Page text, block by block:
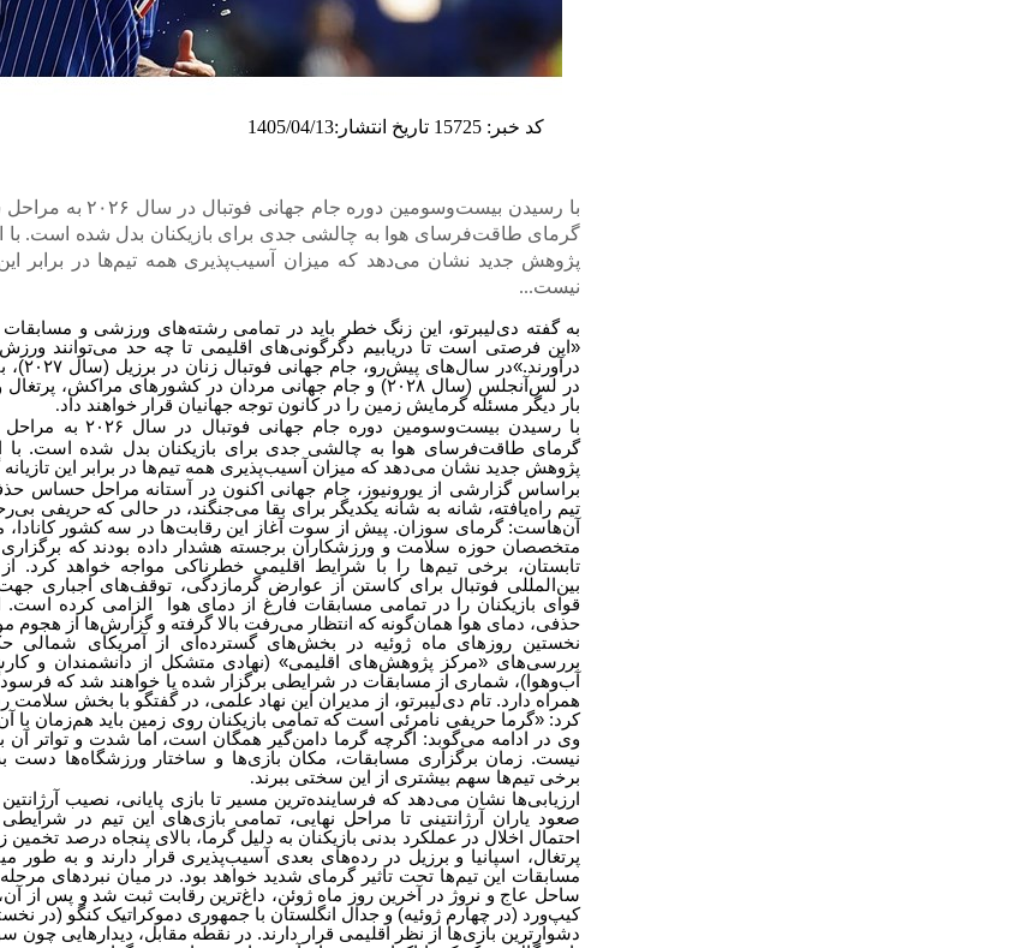
کد خبر: 15725 تاریخ انتشار:1405/04/13
با رسیدن بیست‌وسومین
گرمای طاقت‌فرسای هوا به چالشی جدی برای بازیکنان بدل شده است. با
پژوهش جدید نشان می‌دهد که میزان آسیب‌پذیری همه تیم‌ها در برابر این
نیست...
به گفته دی‌لیبرتو، این زنگ خطر باید در تمامی رشته‌های ورزشی و
«این فرصتی است تا دریابیم دگرگونی‌های اقلیمی تا چه حد می‌توانند
درآورند.»در سال‌های پیش‌رو، جام جهانی فوتبال زنان در برزیل (سال ۲۰۲۷) ،
در لس‌آنجلس (سال ۲۰۲۸) و جام جهانی مردان در کشورهای مراکش، پرتغال
بار دیگر مسئله گرمایش زمین را در کانون توجه جهانیان قرار خواهند داد.
با رسیدن بیست‌وسومین دوره جام جهانی فوتبال در سال ۲۰۲۶ به
گرمای طاقت‌فرسای هوا به چالشی جدی برای بازیکنان بدل شده است. با
پژوهش جدید نشان می‌دهد که میزان آسیب‌پذیری همه تیم‌ها در برابر این
براساس گزارشی از یورونیوز، جام جهانی اکنون در آستانه مراحل حساس
تیم راه‌یافته، شانه به شانه یکدیگر برای بقا می‌جنگند، در حالی که حریفی
آن‌هاست: گرمای سوزان. پیش از سوت آغاز این رقابت‌ها در سه کشور کانادا،
متخصصان حوزه سلامت و ورزشکاران برجسته هشدار داده بودند که برگزاری
تابستان، برخی تیم‌ها را با شرایط اقلیمی خطرناکی مواجه خواهد کرد.
بین‌المللی فوتبال برای کاستن از عوارض گرمازدگی، توقف‌های اجباری
قوای بازیکنان را در تمامی مسابقات فارغ از دمای هوا الزامی کرده است.
حذفی، دمای هوا همان‌گونه که انتظار می‌رفت بالا گرفته و گزارش‌ها از هجوم
نخستین روزهای ماه ژوئیه در بخش‌های گسترده‌ای از آمریکای شمالی
بررسی‌های «مرکز پژوهش‌های اقلیمی» (نهادی متشکل از دانشمندان و
آب‌وهوا)، شماری از مسابقات در شرایطی برگزار شده یا خواهند شد که
همراه دارد. تام دی‌لیبرتو، از مدیران این نهاد علمی، در گفتگو با بخش سلامت
کرد: «گرما حریفی نامرئی است که تمامی بازیکنان روی زمین باید هم‌زمان با آن
وی در ادامه می‌گوبد: اگرچه گرما دامن‌گیر همگان است، اما شدت و تواتر آن
نیست. زمان برگزاری مسابقات، مکان بازی‌ها و ساختار ورزشگاه‌ها دست
برخی تیم‌ها سهم بیشتری از این سختی ببرند.
ارزیابی‌ها نشان می‌دهد که فرساینده‌ترین مسیر تا بازی پایانی، نصیب
صعود یاران آرژانتینی تا مراحل نهایی، تمامی بازی‌های این تیم در
احتمال اخلال در عملکرد بدنی بازیکنان به دلیل گرما، بالای پنجاه درصد
پرتغال، اسپانیا و برزیل در رده‌های بعدی آسیب‌پذیری قرار دارند و به طور
مسابقات این تیم‌ها تحت تاثیر گرمای شدید خواهد بود. در میان نبردهای
ساحل عاج و نروژ در آخرین روز ماه ژوئن، داغ‌ترین رقابت ثبت شد و پس از آن،
کیپ‌ورد (در چهارم ژوئیه) و جدال انگلستان با جمهوری دموکراتیک کنگو (در
دشوارترین بازی‌ها از نظر اقلیمی قرار دارند. در نقطه مقابل، دیدارهایی چون